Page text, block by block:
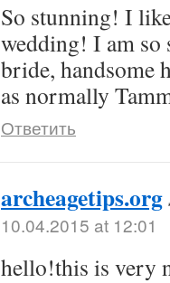
So stunning! I
wedding! I am so
bride, handsome
as normally
Ответить
archeagetips.org
10.04.2015 at 12:01
hello!this is very